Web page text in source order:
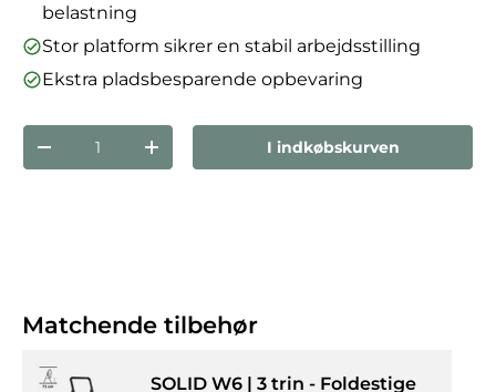
belastning
Stor platform sikrer en stabil arbejdsstilling
Ekstra pladsbesparende opbevaring
Antal
Reducer mængdenForøg mængdenI indkøbskurven
Matchende tilbehør
SOLID W6 | 3 trin - Foldestige